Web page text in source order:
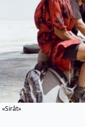
«Sirât»